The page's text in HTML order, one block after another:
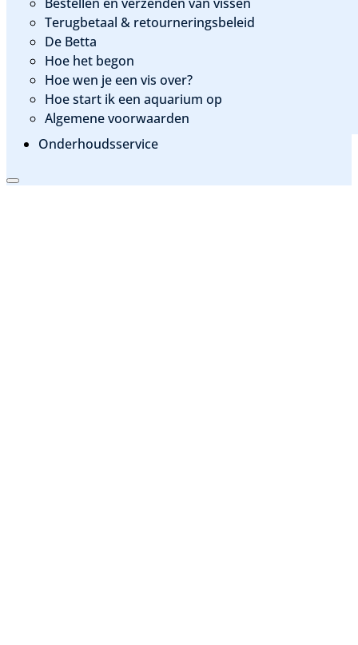
Terugbetaal & retourneringsbeleid
De Betta
Hoe het begon
Hoe wen je een vis over?
Hoe start ik een aquarium op
Algemene voorwaarden
Onderhoudsservice